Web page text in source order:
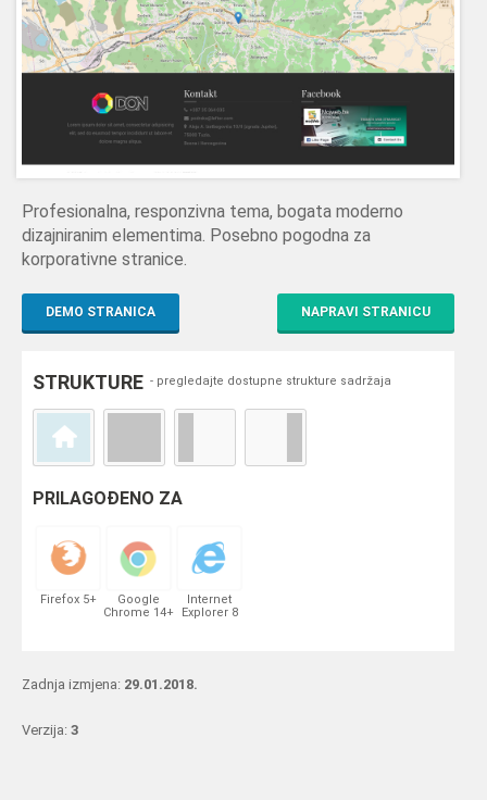
Profesionalna, responzivna tema, bogata moderno
dizajniranim elementima. Posebno pogodna za
korporativne stranice.
DEMO STRANICA NAPRAVI STRANICU
STRUKTURE - pregledajte dostupne strukture sadržaja
PRILAGOĐENO ZA
Firefox 5+
Google
Chrome 14+
Internet
Explorer 8
Zadnja izmjena: 29.01.2018.
Verzija: 3